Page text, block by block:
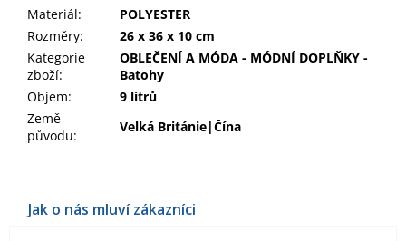
Materiál:
POLYESTER
Rozměry:
26 x 36 x 10 cm
Kategorie
zboží:
OBLEČENÍ A MÓDA - MÓDNÍ DOPLŇKY -
Batohy
Objem:
9 litrů
Země
původu:
Velká Británie|Čína